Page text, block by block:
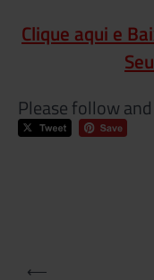
Clique aqui e
Please follow
Navegação
⟵